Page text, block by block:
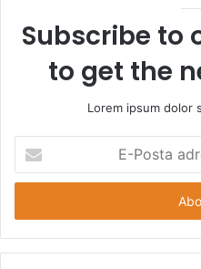
Subscribe to
to get the
Lorem ipsum dolor
Posta
adresinizi